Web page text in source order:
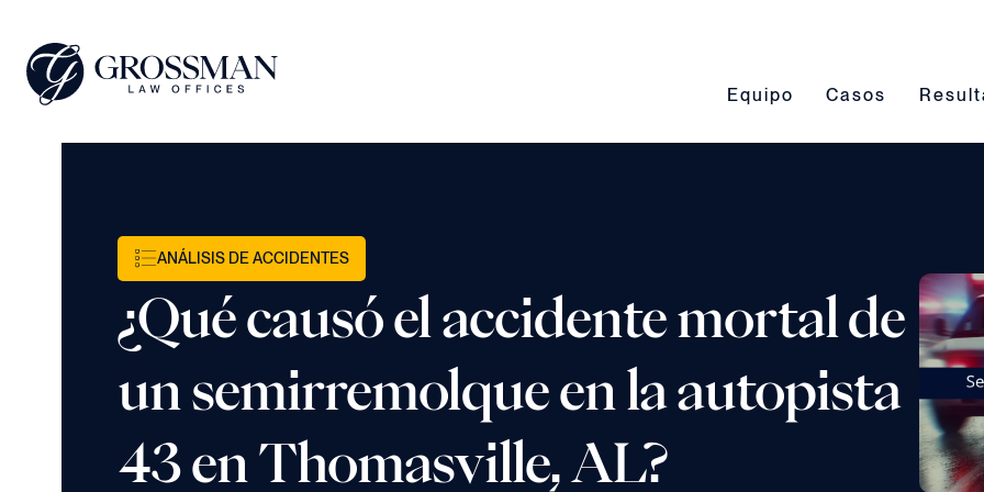
Conmutación del submenú
Equipo Conmutación del
Casos
ANÁLISIS DE ACCIDENTES
¿Qué causó el accidente mortal de
un semirremolque en la autopista
43 en Thomasville, AL?